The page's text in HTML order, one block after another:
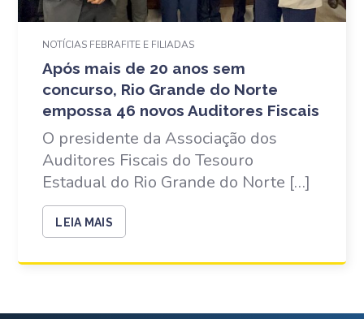
NOTÍCIAS FEBRAFITE E FILIADAS
Após mais de 20 anos sem
concurso, Rio Grande do Norte
empossa 46 novos Auditores Fiscais
O presidente da Associação dos
Auditores Fiscais do Tesouro
Estadual do Rio Grande do Norte […]
LEIA MAIS